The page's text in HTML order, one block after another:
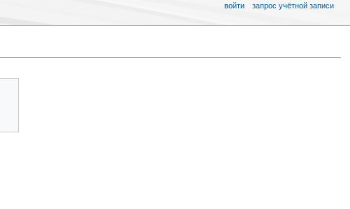
войти запрос учётной записи